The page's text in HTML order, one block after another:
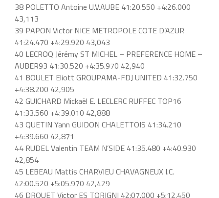
38 POLETTO Antoine U.V.AUBE 41:20.550 +4:26.000
43,113
39 PAPON Victor NICE METROPOLE COTE D’AZUR
41:24.470 +4:29.920 43,043
40 LECROQ Jérémy ST MICHEL – PREFERENCE HOME –
AUBER93 41:30.520 +4:35.970 42,940
41 BOULET Eliott GROUPAMA-FDJ UNITED 41:32.750
+4:38.200 42,905
42 GUICHARD Mickaël E. LECLERC RUFFEC TOP16
41:33.560 +4:39.010 42,888
43 QUETIN Yann GUIDON CHALETTOIS 41:34.210
+4:39.660 42,871
44 RUDEL Valentin TEAM N’SIDE 41:35.480 +4:40.930
42,854
45 LEBEAU Mattis CHARVIEU CHAVAGNEUX I.C.
42:00.520 +5:05.970 42,429
46 DROUET Victor ES TORIGNI 42:07.000 +5:12.450